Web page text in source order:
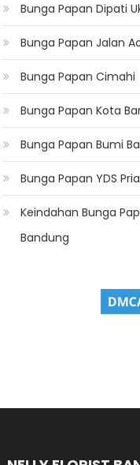
Bunga Papan Dipati
Bunga Papan Jalan
Bunga Papan Cimahi
Bunga Papan Kota
Bunga Papan Bumi
Bunga Papan YDS
Keindahan Bunga
Bandung